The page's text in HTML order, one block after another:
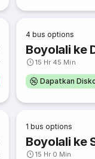
4 bus options
Boyolali ke
15 Hr 45 Min
Dapatkan
1 bus options
Boyolali ke
15 Hr 0 Min